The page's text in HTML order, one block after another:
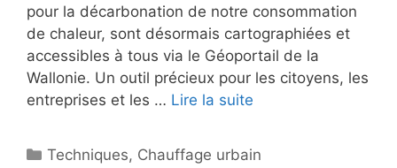
pour la décarbonation de notre consommation
de chaleur, sont désormais cartographiées et
accessibles à tous via le Géoportail de la
Wallonie. Un outil précieux pour les citoyens, les
entreprises et les … Lire la suite
Catégories
Techniques, Chauffage urbain